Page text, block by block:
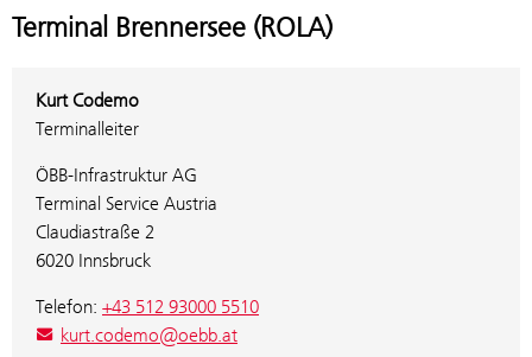
Terminal Brennersee (ROLA)
Kurt Codemo
Terminalleiter
ÖBB-Infrastruktur AG
Terminal Service Austria
Claudiastraße 2
6020 Innsbruck
Telefon: +43 512 93000 5510
kurt.codemo@oebb.at